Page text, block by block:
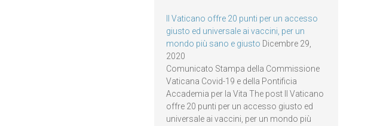
Il Vaticano offre 20 punti per un accesso
giusto ed universale ai vaccini, per un
mondo più sano e giusto Dicembre 29,
2020
Comunicato Stampa della Commissione
Vaticana Covid-19 e della Pontificia
Accademia per la Vita The post Il Vaticano
offre 20 punti per un accesso giusto ed
universale ai vaccini, per un mondo più